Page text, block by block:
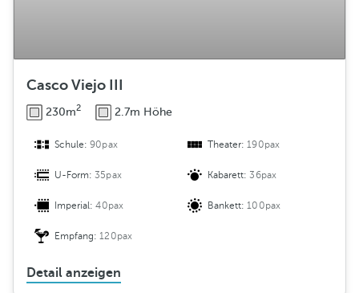
Casco Viejo III
230m2 2.7m Höhe
Schule:90pax Theater:190pax
U-Form:35pax Kabarett:36pax
Imperial:40pax Bankett:100pax
Empfang:120pax
Detail anzeigen